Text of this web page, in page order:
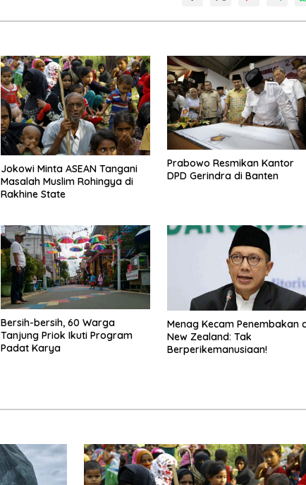
Jokowi Minta ASEAN Tangani
Masalah Muslim Rohingya di
Rakhine State
Prabowo Resmikan Kantor
DPD Gerindra di Banten
Bersih-bersih, 60 Warga
Tanjung Priok Ikuti Program
Padat Karya
Menag Kecam Penembakan
New Zealand: Tak
Berperikemanusiaan!